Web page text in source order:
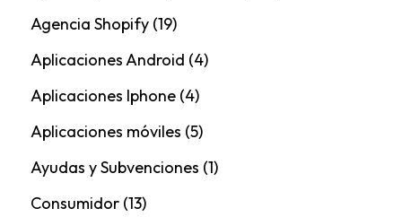
Agencia Shopify(19)
Aplicaciones Android (4)
Aplicaciones Iphone(4)
Aplicaciones móviles (5)
Ayudas y Subvenciones (1)
Consumidor(13)